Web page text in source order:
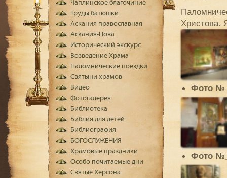
Христова.
Фото
Фото
Чаплинское благочиние
Труды батюшки
Аскания православная
Аскания-Нова
Исторический экскурс
Возведение Храма
Паломнические поездки
Святыни храмов
Видео
Фотогалерея
Библиотека
Библия для детей
Библиография
БОГОСЛУЖЕНИЯ
Храмовые праздники
Особо почитаемые дни
Святые Херсона